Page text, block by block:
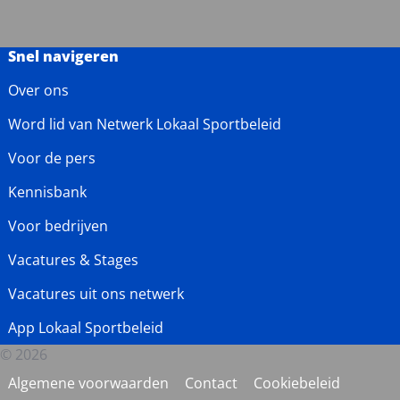
Snel navigeren
Over ons
Word lid van Netwerk Lokaal Sportbeleid
Voor de pers
Kennisbank
Voor bedrijven
Vacatures & Stages
Vacatures uit ons netwerk
App Lokaal Sportbeleid
© 2026
Algemene voorwaarden
Contact Cookiebeleid